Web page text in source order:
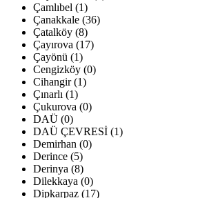
Çamlıbel (1)
Çanakkale (36)
Çatalköy (8)
Çayırova (17)
Çayönü (1)
Cengizköy (0)
Cihangir (1)
Çınarlı (1)
Çukurova (0)
DAÜ (0)
DAÜ ÇEVRESİ (1)
Demirhan (0)
Derince (5)
Derinya (8)
Dilekkaya (0)
Dipkarpaz (17)